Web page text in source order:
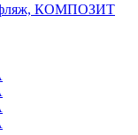
КОМПОЗИТ